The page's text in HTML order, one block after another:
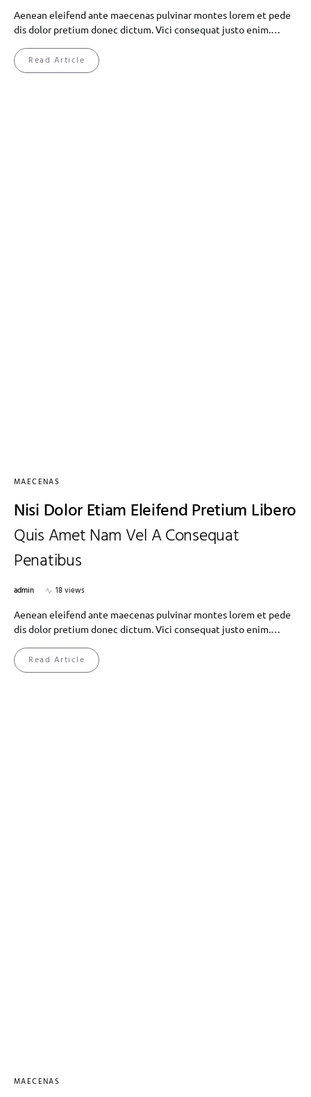
Aenean eleifend ante maecenas pulvinar montes lorem et pede
dis dolor pretium donec dictum. Vici consequat justo enim.…
Read Article
MAECENAS
Nisi Dolor Etiam Eleifend Pretium Libero
Quis Amet Nam Vel A Consequat
Penatibus
admin
18 views
Aenean eleifend ante maecenas pulvinar montes lorem et pede
dis dolor pretium donec dictum. Vici consequat justo enim.…
Read Article
MAECENAS